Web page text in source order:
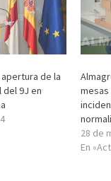
de la
9J en
28 de
En